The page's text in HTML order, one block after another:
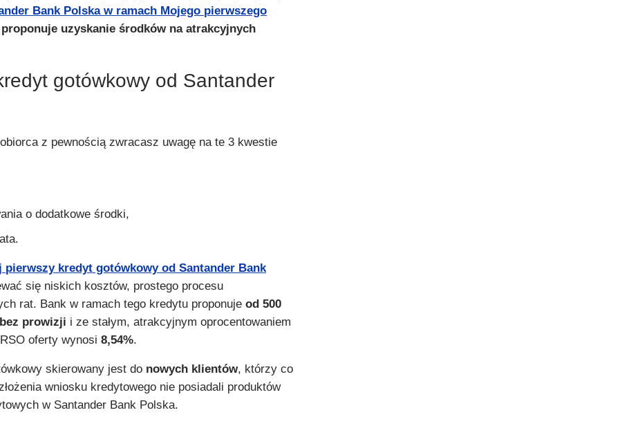
Bank Polska w ramach Mojego pierwszego
proponuje uzyskanie środków na atrakcyjnych
gotówkowy od Santander
z pewnością zwracasz uwagę na te 3 kwestie
o dodatkowe środki,
pierwszy kredyt gotówkowy od Santander Bank
się niskich kosztów, prostego procesu
rat. Bank w ramach tego kredytu proponujeod 500
bez prowizji i ze stałym, atrakcyjnym oprocentowaniem
oferty wynosi8,54%.
skierowany jest do nowych klientów, którzy co
wniosku kredytowego nie posiadali produktów
w Santander Bank Polska.